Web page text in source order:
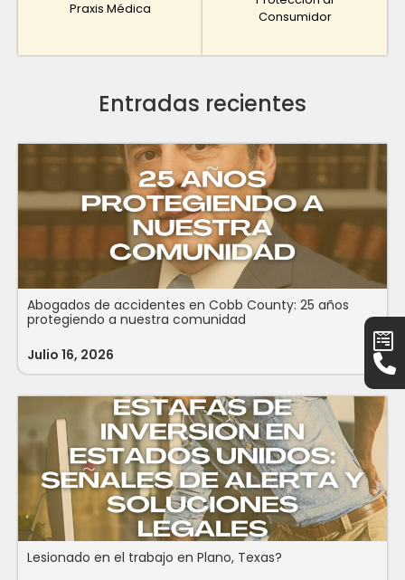
Praxis Médica
Consumidor
Entradas recientes
Abogados de accidentes en Cobb County: 25 años
protegiendo a nuestra comunidad
Julio 16, 2026
Lesionado en el trabajo en Plano, Texas?